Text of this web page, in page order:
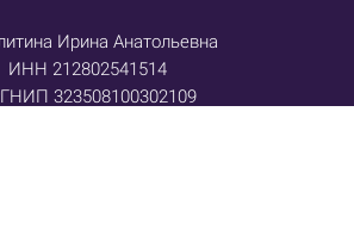
Ирина Анатольевна
ИНН 212802541514
323508100302109